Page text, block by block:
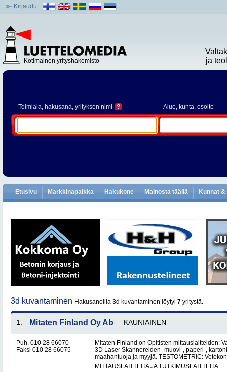
Kirjaudu
Kotimainen yrityshakemisto
ja
Toimiala, hakusana, yrityksen nimi ? Alue, kunta, osoite
Etusivu Markkinapaikka Hakukone Mainosta täällä Kunnat
3d kuvantaminen Hakusanoilla 3d kuvantaminen löytyi 7 yritystä.
1. Mitaten Finland Oy Ab KAUNIAINEN
Puh. 010 28 66070
Faksi 010 28 66075
Mitaten Finland on Opitisten mittauslaitteiden:
3D Laser Skannereiden- muovi-, paperi-,
maahantuoja ja myyjä. TESTOMETRIC:
MITTAUSLAITTEITA JA TUTKIMUSLAITTEITA